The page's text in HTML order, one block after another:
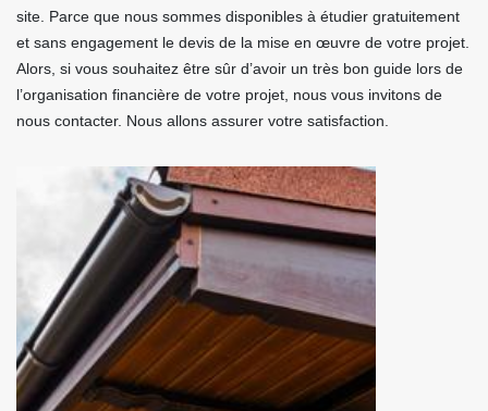
site. Parce que nous sommes disponibles à étudier gratuitement
et sans engagement le devis de la mise en œuvre de votre projet.
Alors, si vous souhaitez être sûr d’avoir un très bon guide lors de
l’organisation financière de votre projet, nous vous invitons de
nous contacter. Nous allons assurer votre satisfaction.